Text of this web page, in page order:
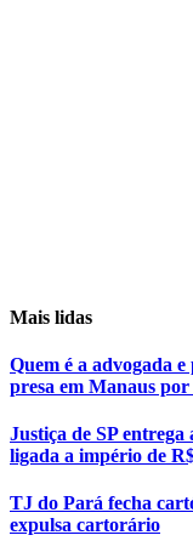
Mais lidas
Quem é a advogada
presa em Manaus
Justiça de SP
ligada a império de
TJ do Pará fecha
expulsa cartorário